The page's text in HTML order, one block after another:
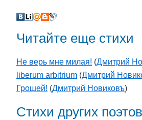
Читайте еще стихи
Не верь мне милая! (Дмитрий
liberum arbitrium (Дмитрий
Грошей! (Дмитрий Новиковъ)
Стихи других поэтов